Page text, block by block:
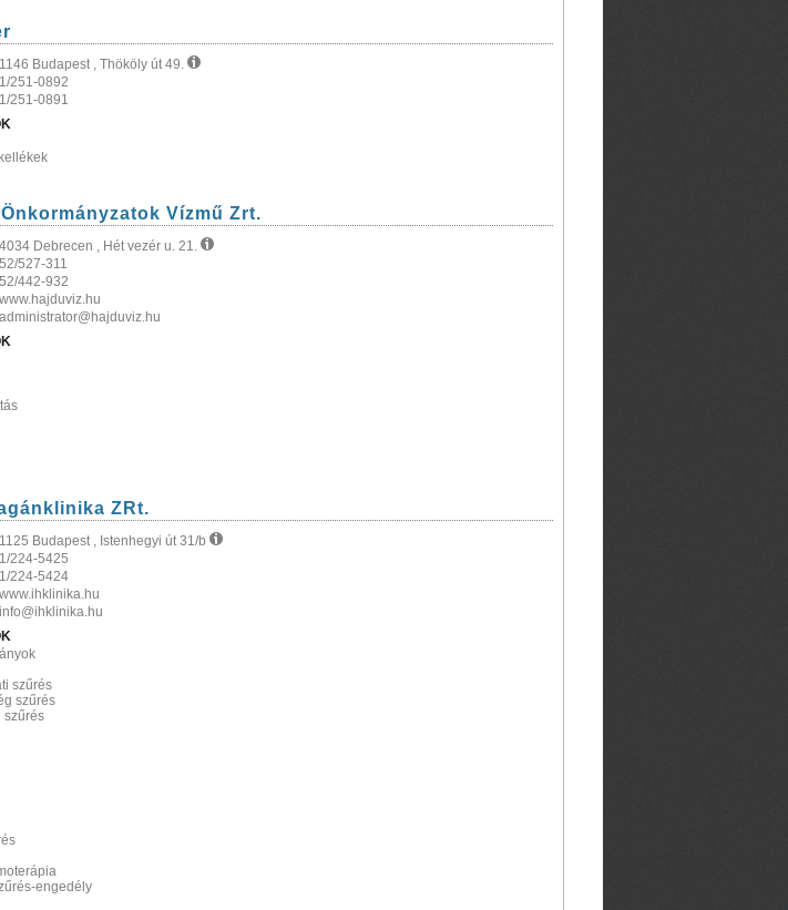
1146 Budapest , Thököly út 49.
1/251-0892
1/251-0891
Vízmű Zrt.
4034 Debrecen , Hét vezér u. 21.
52/527-311
52/442-932
www.hajduviz.hu
administrator@hajduviz.hu
ZRt.
1125 Budapest , Istenhegyi út 31/b
1/224-5425
1/224-5424
www.ihklinika.hu
info@ihklinika.hu
szűrés
szűrés
szűrés
engedély